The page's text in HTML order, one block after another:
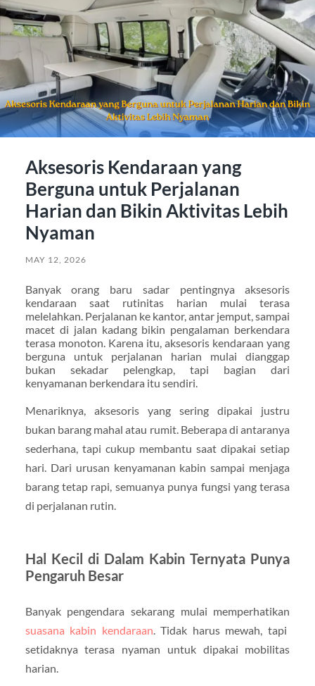
Aksesoris Kendaraan yang
Berguna untuk Perjalanan
Harian dan Bikin Aktivitas Lebih
Nyaman
MAY 12, 2026
Banyak orang baru sadar pentingnya aksesoris
kendaraan saat rutinitas harian mulai terasa
melelahkan. Perjalanan ke kantor, antar jemput, sampai
macet di jalan kadang bikin pengalaman berkendara
terasa monoton. Karena itu, aksesoris kendaraan yang
berguna untuk perjalanan harian mulai dianggap
bukan sekadar pelengkap, tapi bagian dari
kenyamanan berkendara itu sendiri.
Menariknya, aksesoris yang sering dipakai justru
bukan barang mahal atau rumit. Beberapa di antaranya
sederhana, tapi cukup membantu saat dipakai setiap
hari. Dari urusan kenyamanan kabin sampai menjaga
barang tetap rapi, semuanya punya fungsi yang terasa
di perjalanan rutin.
Hal Kecil di Dalam Kabin Ternyata Punya
Pengaruh Besar
Banyak pengendara sekarang mulai memperhatikan
suasana kabin kendaraan. Tidak harus mewah, tapi
setidaknya terasa nyaman untuk dipakai mobilitas
harian.